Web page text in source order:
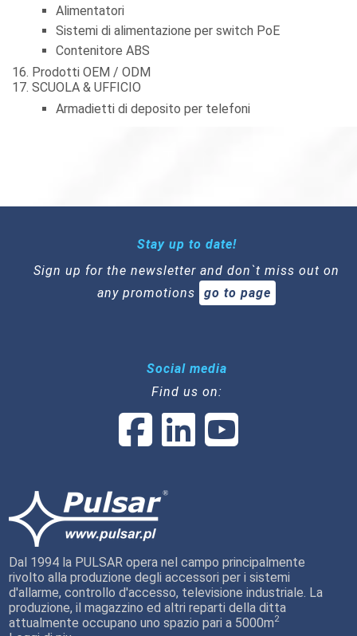
Alimentatori
Sistemi di alimentazione per switch PoE
Contenitore ABS
Prodotti OEM / ODM
SCUOLA & UFFICIO
Armadietti di deposito per telefoni
Stay up to date!
Sign up for the newsletter and don`t miss out on
any promotions
go to page
Social media
Find us on:
Dal 1994 la PULSAR opera nel campo principalmente
rivolto alla produzione degli accessori per i sistemi
d'allarme, controllo d'accesso, televisione industriale. La
produzione, il magazzino ed altri reparti della ditta
attualmente occupano uno spazio pari a 5000m2